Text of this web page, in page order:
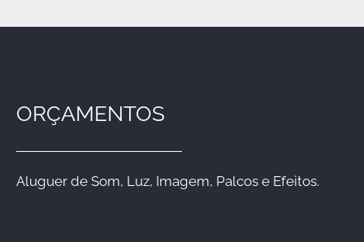
ORÇAMENTOS
Aluguer de Som, Luz, Imagem, Palcos e Efeitos.